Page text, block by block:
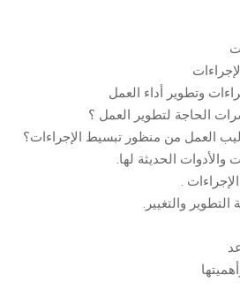
وتطوير أداء العمل
الحاجة لتطوير العمل ؟
العمل من منظور تبسيط الإجراءات؟
الحديثة لها.
.
التطوير والتغيير.